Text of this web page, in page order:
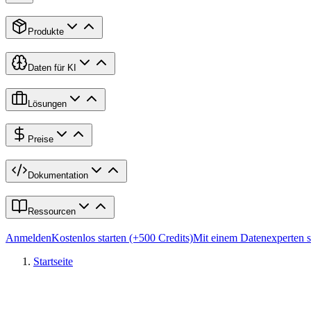
Produkte
Daten für KI
Lösungen
Preise
Dokumentation
Ressourcen
AnmeldenKostenlos starten (+500 Credits)Mit einem Datenexperten
Startseite